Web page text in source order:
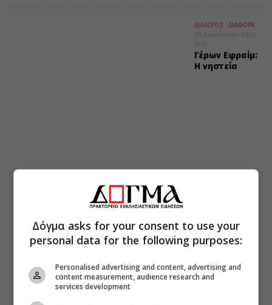
ΔΙΑΛΟΓΟΣ
ΔΙΑΦΟΡΑ
08 Αυγούστου 2026
15:15
Γέρων Εφραίμ:
Η νηστεία
Δόγμα asks for your consent to use your
personal data for the following purposes:
Personalised advertising and content, advertising and
content measurement, audience research and
services development